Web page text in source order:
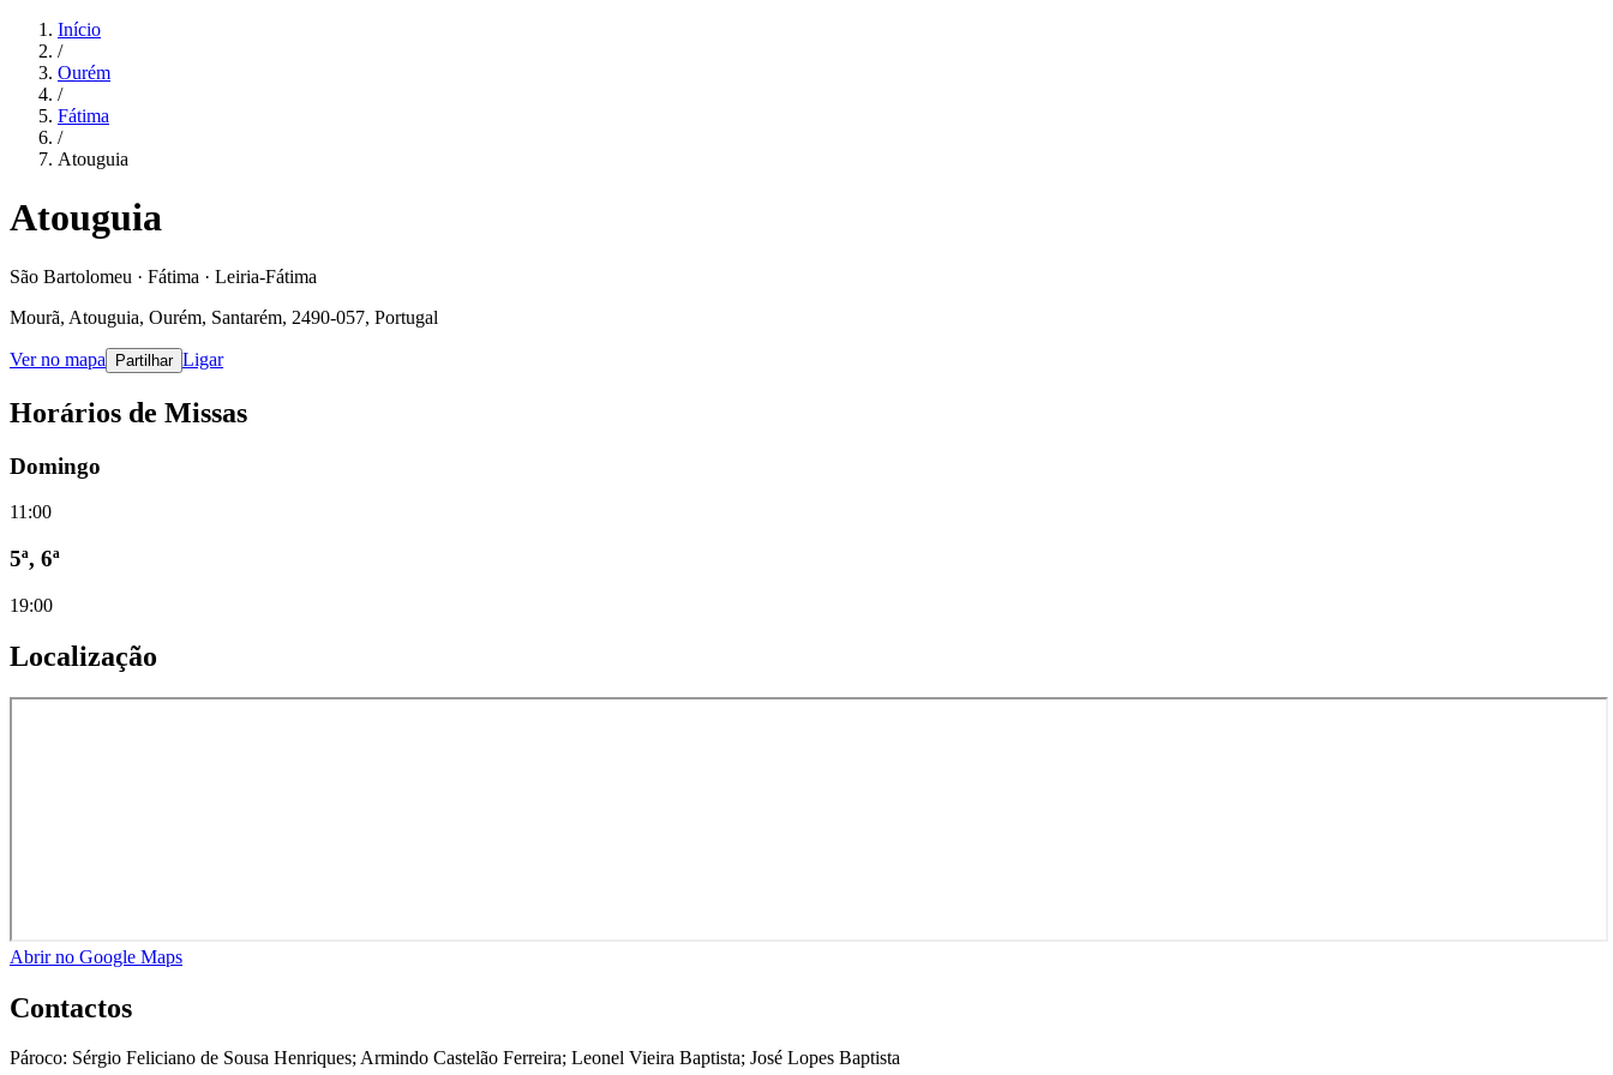
Início
/
Ourém
/
Fátima
/
Atouguia
Atouguia
São Bartolomeu · Fátima · Leiria-Fátima
Mourã, Atouguia, Ourém, Santarém, 2490-057, Portugal
Ver no mapa Partilhar Ligar
Horários de Missas
Domingo
11:00
5ª, 6ª
19:00
Localização
Abrir no Google Maps
Contactos
Pároco: Sérgio Feliciano de Sousa Henriques; Armindo Castelão Ferreira; Leonel Vieira Baptista; José Lopes Baptista